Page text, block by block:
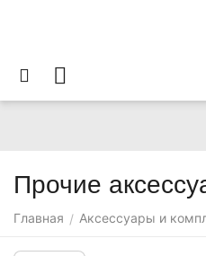
Прочие
Главная / Аксессуары и